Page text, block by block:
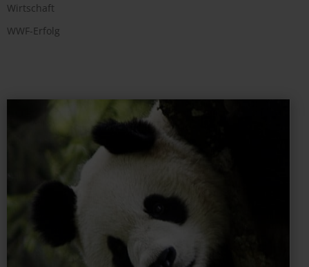
Wirtschaft
WWF-Erfolg